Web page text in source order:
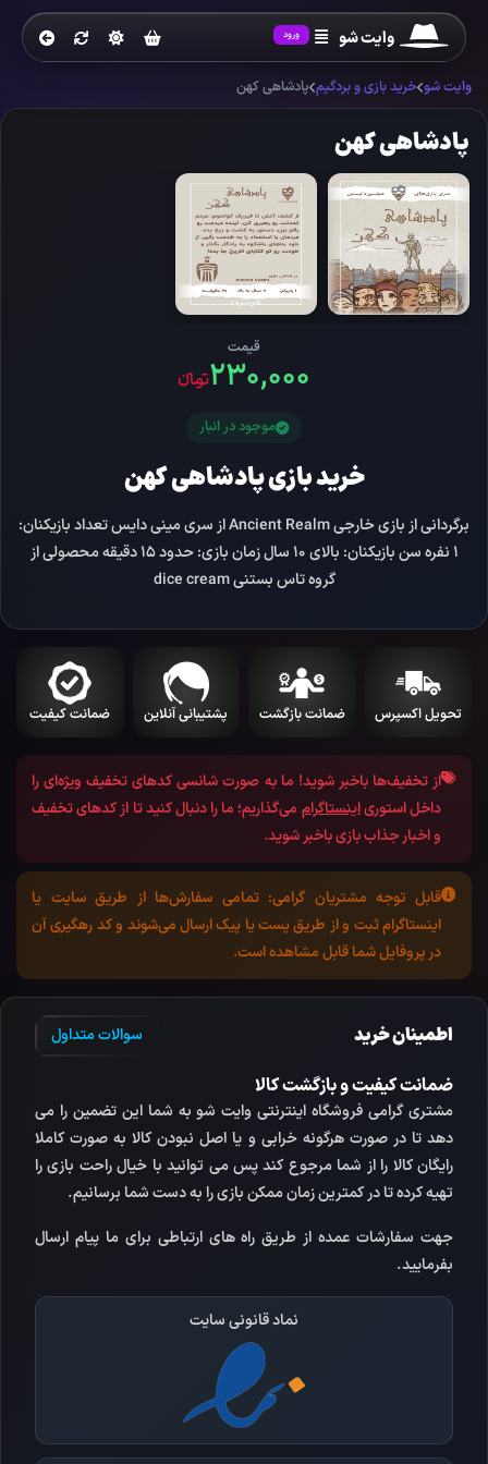
وایت شو ورود
وایت شو خرید بازی و بردگیم پادشاهی کهن
پادشاهی کهن
قیمت
۲۳۰,۰۰۰تومانءء
موجود در انبار
خرید بازی پادشاهی کهن
برگردانی از بازی خارجی Ancient Realm از سری مینی دایس تعداد بازیکنان:
1 نفره سن بازیکنان: بالای 10 سال زمان بازی: حدود 15 دقیقه محصولی از
گروه تاس بستنی dice cream
تحویل اکسپرس ضمانت بازگشت پشتیبانی آنلاین ضمانت کیفیت
از تخفیف‌ها باخبر شوید! ما به صورت شانسی کد‌های تخفیف ویژه‌ای را
داخل استوریاینستاگرام می‌گذاریم؛ ما را دنبال کنید تا از کد‌های تخفیف
و اخبار جذاب بازی باخبر شوید.
قابل توجه مشتریان گرامی: تمامی سفارش‌ها از طریق سایت یا
اینستاگرام ثبت و از طریق پست یا پیک ارسال می‌شوند و کد رهگیری آن
در پروفایل شما قابل مشاهده است.
اطمینان خرید سوالات متداول
ضمانت کیفیت و بازگشت کالا
مشتری گرامی فروشگاه اینترنتی وایت شو به شما این تضمین را می
دهد تا در صورت هرگونه خرابی و یا اصل نبودن کالا به صورت کاملا
رایگان کالا را از شما مرجوع کند پس می توانید با خیال راحت بازی را
تهیه کرده تا در کمترین زمان ممکن بازی را به دست شما برسانیم.
جهت سفارشات عمده از طریق راه های ارتباطی برای ما پیام ارسال
بفرمایید.
نماد قانونی سایت